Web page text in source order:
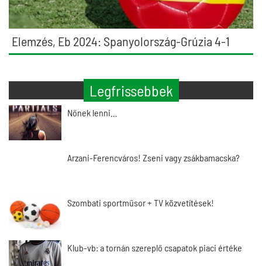
Elemzés, Eb 2024: Spanyolország-Grúzia 4-1
Legfrissebbek
Nőnek lenni…
Arzani-Ferencváros! Zseni vagy zsákbamacska?
Szombati sportműsor + TV közvetítések!
Klub-vb: a tornán szereplő csapatok piaci értéke